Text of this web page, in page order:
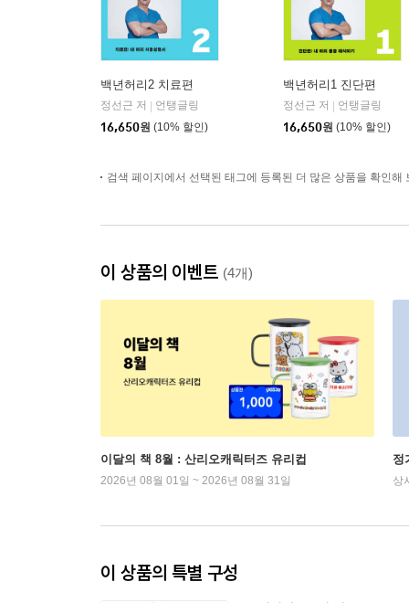
백년허리2 치료편
정선근 저
언탱글링
16,650원 (10% 할인)
백년허리1 진단편
정선근 저
언탱글링
16,650원 (10% 할인)
검색 페이지에서 선택된 태그에 등록된 더 많은 상품을 확인해
이 상품의 이벤트 (4개)
이달의 책 8월 : 산리오캐릭터즈 유리컵
2026년 08월 01일 ~ 2026년 08월 31일
정
상
이 상품의 특별 구성